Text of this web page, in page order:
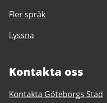
Fler språk
Lyssna
Kontakta oss
Kontakta Göteborgs Stad